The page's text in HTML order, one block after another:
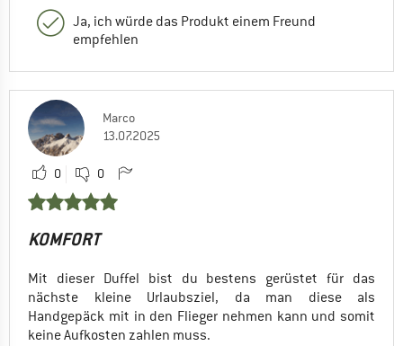
Ja, ich würde das Produkt einem Freund
empfehlen
Marco
13.07.2025
0 0
KOMFORT
Mit dieser Duffel bist du bestens gerüstet für das
nächste kleine Urlaubsziel, da man diese als
Handgepäck mit in den Flieger nehmen kann und somit
keine Aufkosten zahlen muss.